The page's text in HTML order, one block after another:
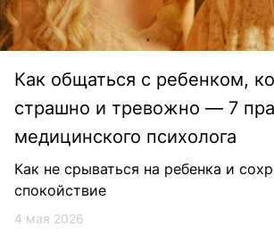
Как общаться с ребенком,
страшно и тревожно — 7
медицинского психолога
Как не срываться на ребенка и
спокойствие
4 мая 2026